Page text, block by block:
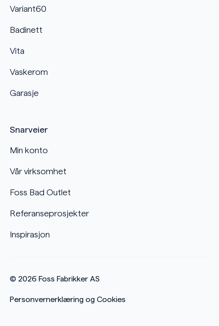
Variant60
Badinett
Vita
Vaskerom
Garasje
Snarveier
Min konto
Vår virksomhet
Foss Bad Outlet
Referanseprosjekter
Inspirasjon
© 2026 Foss Fabrikker AS
Personvernerklæring og Cookies